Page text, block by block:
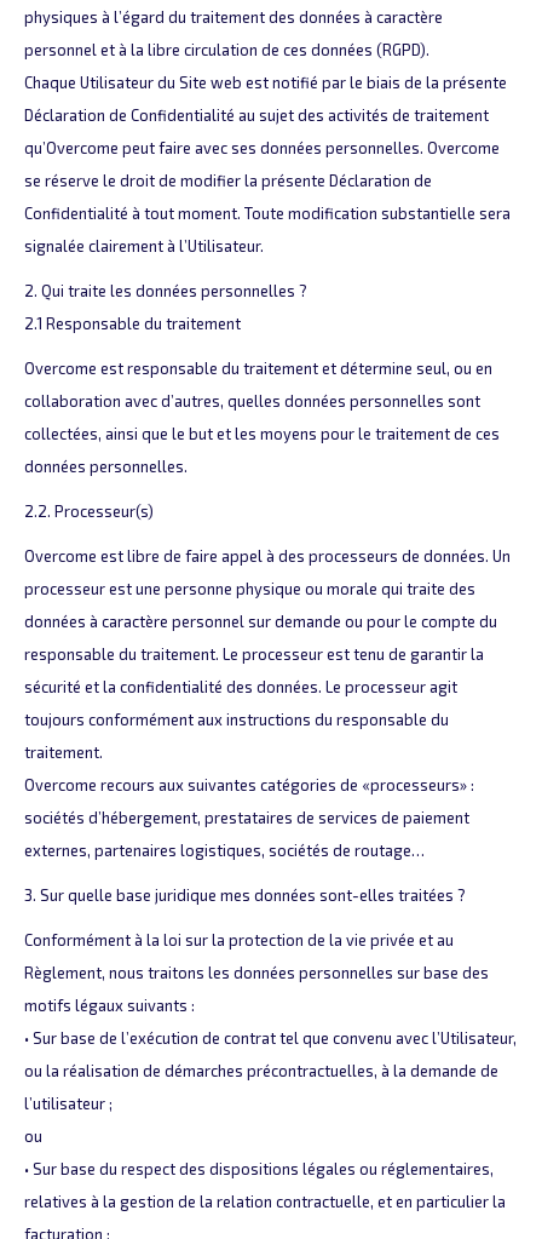
physiques à l’égard du traitement des données à caractère
personnel et à la libre circulation de ces données (RGPD).
Chaque Utilisateur du Site web est notifié par le biais de la présente
Déclaration de Confidentialité au sujet des activités de traitement
qu’Overcome peut faire avec ses données personnelles. Overcome
se réserve le droit de modifier la présente Déclaration de
Confidentialité à tout moment. Toute modification substantielle sera
signalée clairement à l’Utilisateur.
2. Qui traite les données personnelles ?
2.1 Responsable du traitement
Overcome est responsable du traitement et détermine seul, ou en
collaboration avec d’autres, quelles données personnelles sont
collectées, ainsi que le but et les moyens pour le traitement de ces
données personnelles.
2.2. Processeur(s)
Overcome est libre de faire appel à des processeurs de données. Un
processeur est une personne physique ou morale qui traite des
données à caractère personnel sur demande ou pour le compte du
responsable du traitement. Le processeur est tenu de garantir la
sécurité et la confidentialité des données. Le processeur agit
toujours conformément aux instructions du responsable du
traitement.
Overcome recours aux suivantes catégories de «processeurs» :
sociétés d’hébergement, prestataires de services de paiement
externes, partenaires logistiques, sociétés de routage…
3. Sur quelle base juridique mes données sont-elles traitées ?
Conformément à la loi sur la protection de la vie privée et au
Règlement, nous traitons les données personnelles sur base des
motifs légaux suivants :
• Sur base de l’exécution de contrat tel que convenu avec l’Utilisateur,
ou la réalisation de démarches précontractuelles, à la demande de
l’utilisateur ;
ou
• Sur base du respect des dispositions légales ou réglementaires,
relatives à la gestion de la relation contractuelle, et en particulier la
facturation ;